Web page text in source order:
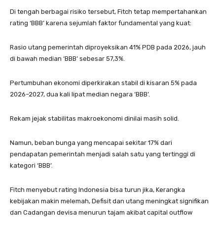
Di tengah berbagai risiko tersebut, Fitch tetap mempertahankan
rating ‘BBB’ karena sejumlah faktor fundamental yang kuat:
Rasio utang pemerintah diproyeksikan 41% PDB pada 2026, jauh
di bawah median ‘BBB’ sebesar 57,3%.
Pertumbuhan ekonomi diperkirakan stabil di kisaran 5% pada
2026–2027, dua kali lipat median negara ‘BBB’.
Rekam jejak stabilitas makroekonomi dinilai masih solid.
Namun, beban bunga yang mencapai sekitar 17% dari
pendapatan pemerintah menjadi salah satu yang tertinggi di
kategori ‘BBB’.
Fitch menyebut rating Indonesia bisa turun jika, Kerangka
kebijakan makin melemah, Defisit dan utang meningkat signifikan
dan Cadangan devisa menurun tajam akibat capital outflow